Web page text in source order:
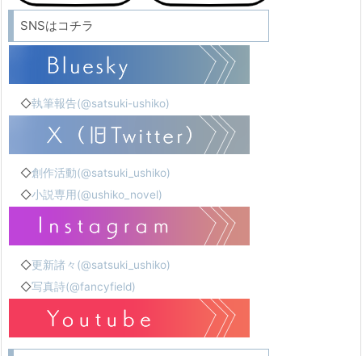
SNSはコチラ
◇執筆報告(@satsuki-ushiko)
◇創作活動(@satsuki_ushiko)
◇小説専用(@ushiko_novel)
◇更新諸々(@satsuki_ushiko)
◇写真詩(@fancyfield)